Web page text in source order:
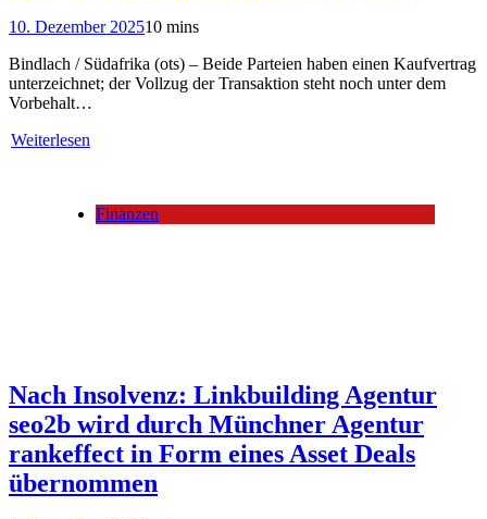
10. Dezember 202510 mins
Bindlach / Südafrika (ots) – Beide Parteien haben einen Kaufvertrag
unterzeichnet; der Vollzug der Transaktion steht noch unter dem
Vorbehalt…
Weiterlesen
Finanzen
Nach Insolvenz: Linkbuilding Agentur
seo2b wird durch Münchner Agentur
rankeffect in Form eines Asset Deals
übernommen